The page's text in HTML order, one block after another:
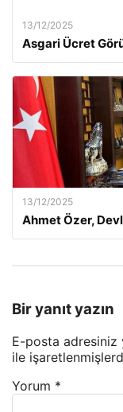
13/12/2025
Asgari Ücret
13/12/2025
Ahmet Özer,
Bir yanıt yazın
E-posta adresiniz
ile
Yorum *